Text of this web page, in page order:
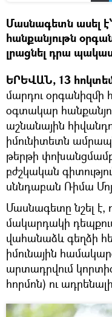
Մասնագետն ասել
հանքանյութն
լրացնել դրա
ԵՐԵՎԱՆ, 13
մարդու
օգտակար
աշնանային
իմունիտետն
թերթի
բժշկական
սննդաբան Ռիմա
Մասնագետը նշել է,
մակարդակի
վահանաձև գեղձի
իմունային
արտադրվում
հորմոն) ու